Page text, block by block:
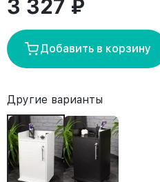
3 327 ₽
Добавить в корзину
Другие варианты